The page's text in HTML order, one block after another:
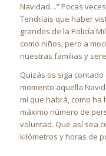
Navidad…” Pocas
Tendríais que haber
grandes de la Policía
como niños, pero a
nuestras familias y
Quizás os siga
momento aquella
mí que habrá, como
máximo número de
voluntad. Que así sea
kilómetros y horas de